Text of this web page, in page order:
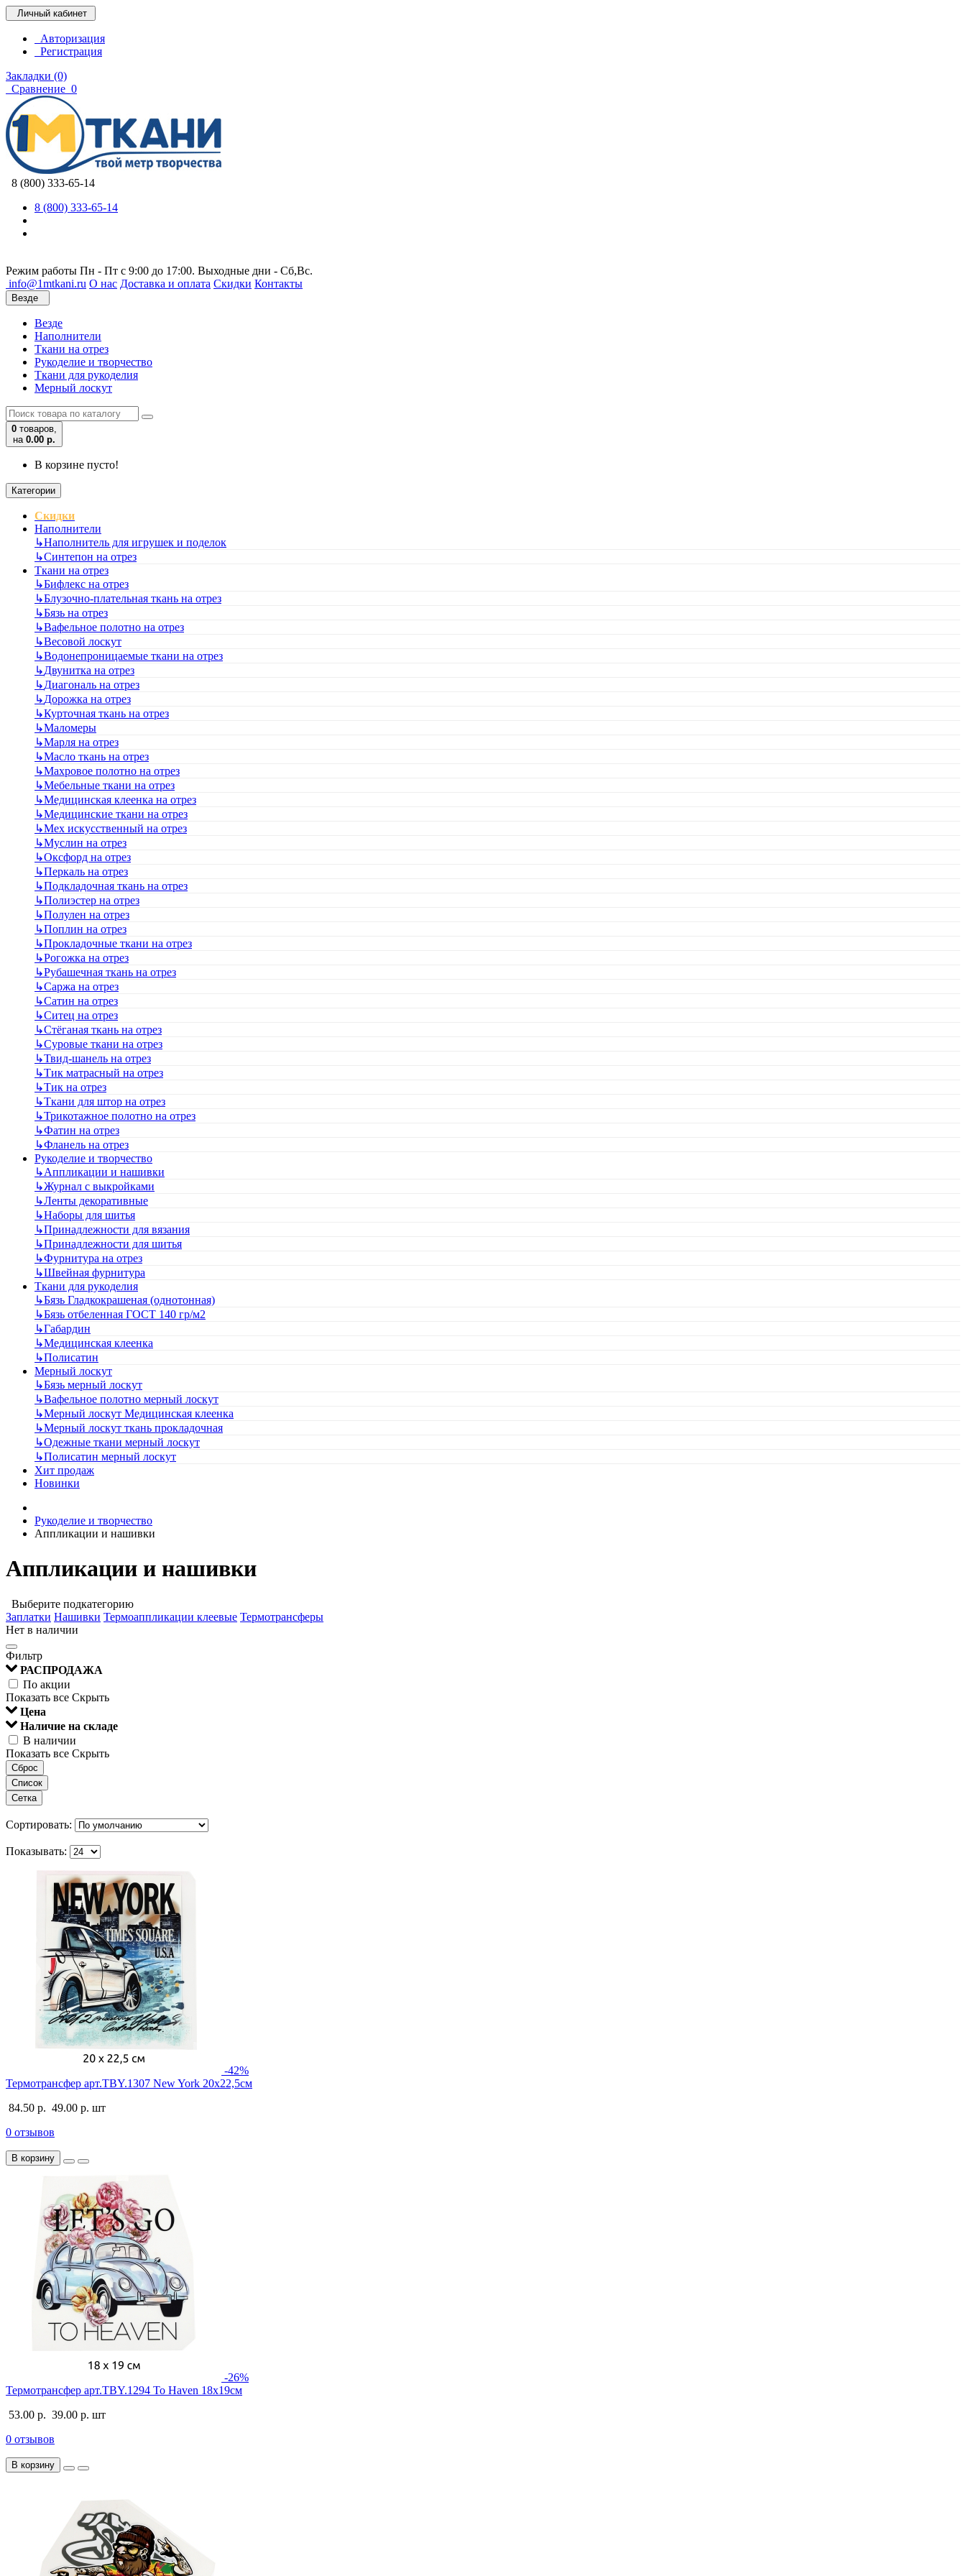
Личный кабинет
Авторизация
Регистрация
Закладки (0)
Сравнение 0
8 (800) 333-65-14
8 (800) 333-65-14
Режим работы Пн - Пт с 9:00 до 17:00. Выходные дни - Сб,Вс.
info@1mtkani.ru О нас Доставка и оплата Скидки Контакты
Везде
Везде
Наполнители
Ткани на отрез
Рукоделие и творчество
Ткани для рукоделия
Мерный лоскут
0 товаров,
на 0.00 р.
В корзине пусто!
Категории
Скидки
Наполнители
↳Наполнитель для игрушек и поделок
↳Синтепон на отрез
Ткани на отрез
↳Бифлекс на отрез
↳Блузочно-плательная ткань на отрез
↳Бязь на отрез
↳Вафельное полотно на отрез
↳Весовой лоскут
↳Водонепроницаемые ткани на отрез
↳Двунитка на отрез
↳Диагональ на отрез
↳Дорожка на отрез
↳Курточная ткань на отрез
↳Маломеры
↳Марля на отрез
↳Масло ткань на отрез
↳Махровое полотно на отрез
↳Мебельные ткани на отрез
↳Медицинская клеенка на отрез
↳Медицинские ткани на отрез
↳Мех искусственный на отрез
↳Муслин на отрез
↳Оксфорд на отрез
↳Перкаль на отрез
↳Подкладочная ткань на отрез
↳Полиэстер на отрез
↳Полулен на отрез
↳Поплин на отрез
↳Прокладочные ткани на отрез
↳Рогожка на отрез
↳Рубашечная ткань на отрез
↳Саржа на отрез
↳Сатин на отрез
↳Ситец на отрез
↳Стёганая ткань на отрез
↳Суровые ткани на отрез
↳Твид-шанель на отрез
↳Тик матрасный на отрез
↳Тик на отрез
↳Ткани для штор на отрез
↳Трикотажное полотно на отрез
↳Фатин на отрез
↳Фланель на отрез
Рукоделие и творчество
↳Аппликации и нашивки
↳Журнал с выкройками
↳Ленты декоративные
↳Наборы для шитья
↳Принадлежности для вязания
↳Принадлежности для шитья
↳Фурнитура на отрез
↳Швейная фурнитура
Ткани для рукоделия
↳Бязь Гладкокрашеная (однотонная)
↳Бязь отбеленная ГОСТ 140 гр/м2
↳Габардин
↳Медицинская клеенка
↳Полисатин
Мерный лоскут
↳Бязь мерный лоскут
↳Вафельное полотно мерный лоскут
↳Мерный лоскут Медицинская клеенка
↳Мерный лоскут ткань прокладочная
↳Одежные ткани мерный лоскут
↳Полисатин мерный лоскут
Хит продаж
Новинки
Рукоделие и творчество
Аппликации и нашивки
Аппликации и нашивки
Выберите подкатегорию
Заплатки Нашивки Термоаппликации клеевые Термотрансферы
Нет в наличии
Фильтр
РАСПРОДАЖА
По акции
Показать все Скрыть
Цена
Наличие на складе
В наличии
Показать все Скрыть
Сброс
Список
Сетка
Сортировать:
Показывать:
-42%
Термотрансфер арт.TBY.1307 New York 20х22,5см
84.50 р. 49.00 р. шт
0 отзывов
В корзину
-26%
Термотрансфер арт.TBY.1294 To Haven 18х19см
53.00 р. 39.00 р. шт
0 отзывов
В корзину